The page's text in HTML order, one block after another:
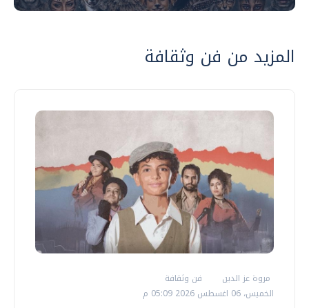
المزيد من فن وثقافة
مروة عز الدين
فن وثقافة
الخميس، 06 اغسطس 2026 05:09 م